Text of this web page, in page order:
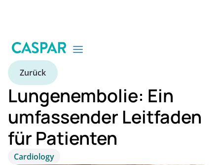
Zurück
Lungenembolie: Ein
umfassender Leitfaden
für Patienten
Cardiology